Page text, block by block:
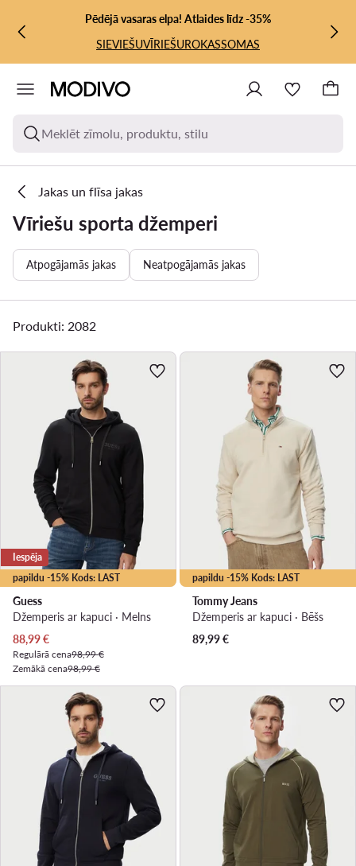
PĀRIET UZ GALVENO SATURU
PĀRIET UZ MEKLĒŠANUPēdējā vasaras elpa! Atlaides līdz -35%
SIEVIEŠUVĪRIEŠUROKASSOMAS
Meklēt zīmolu, produktu, stilu
Jakas un flīsa jakas
Vīriešu sporta džemperi
Atpogājamās jakas Neatpogājamās jakas
Produkti: 2082
papildu -15% Kods: LAST
Iespēja
Guess
Džemperis ar kapuci · Melns
Pašreizējā cena
88,99€
Regulārā cena98,99 €
Zemākā cena98,99 €
papildu -15% Kods: LAST
Tommy Jeans
Džemperis ar kapuci · Bēšs
89,99€